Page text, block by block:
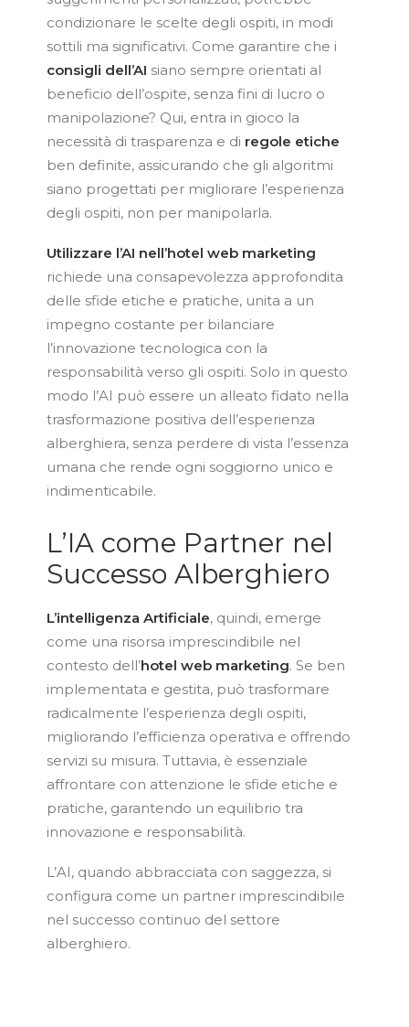
condizionare le scelte degli ospiti, in modi
sottili ma significativi. Come garantire che i
consigli dell’AI siano sempre orientati al
beneficio dell’ospite, senza fini di lucro o
manipolazione? Qui, entra in gioco la
necessità di trasparenza e di regole etiche
ben definite, assicurando che gli algoritmi
siano progettati per migliorare l’esperienza
degli ospiti, non per manipolarla.
Utilizzare l’AI nell’hotel web marketing
richiede una consapevolezza approfondita
delle sfide etiche e pratiche, unita a un
impegno costante per bilanciare
l’innovazione tecnologica con la
responsabilità verso gli ospiti. Solo in questo
modo l’AI può essere un alleato fidato nella
trasformazione positiva dell’esperienza
alberghiera, senza perdere di vista l’essenza
umana che rende ogni soggiorno unico e
indimenticabile.
L’IA come Partner nel
Successo Alberghiero
L’intelligenza Artificiale, quindi, emerge
come una risorsa imprescindibile nel
contesto dell’hotel web marketing. Se ben
implementata e gestita, può trasformare
radicalmente l’esperienza degli ospiti,
migliorando l’efficienza operativa e offrendo
servizi su misura. Tuttavia, è essenziale
affrontare con attenzione le sfide etiche e
pratiche, garantendo un equilibrio tra
innovazione e responsabilità.
L’AI, quando abbracciata con saggezza, si
configura come un partner imprescindibile
nel successo continuo del settore
alberghiero.